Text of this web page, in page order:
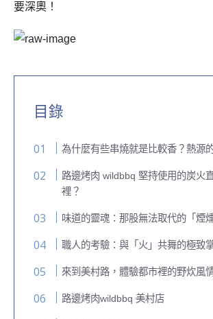
要深奧！
目錄
為什麼有些串燒就是比較香？熱源
路邊烤肉 wildbbq 堅持使用的炭火
裡？
味道的靈魂：那股無法取代的「煙燻
職人的考驗：與「火」共舞的極致
來到美村路，體驗都市裡的野炊風
路邊烤肉wildbbq 美村店